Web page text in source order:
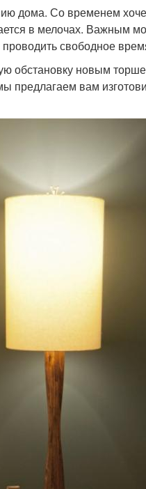
дома. Со временем
в мелочах. Важным
свободное
обстановку новым
предлагаем вам